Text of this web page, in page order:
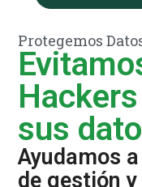
Protegemos
sus
Ayudamos
de gestión